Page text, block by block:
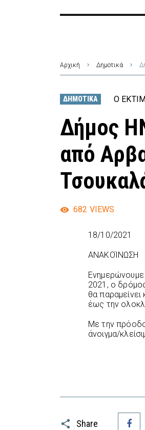
Αρχική Δημοτικά
ΔΗΜΟΤΙΚΆ Ο
Δήμος
από
682 VIEWS
18/10/2021
ΑΝΑΚΟΊΝΩΣΗ
2021, ο
θα
έως την
Με την
άνοιγμα/
Share